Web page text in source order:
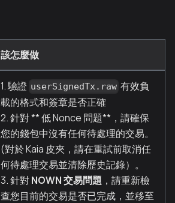
該怎麼做
1. 驗證 userSignedTx.raw 有效負
載的格式和簽章是否正確
2. 針對 ** 低 Nonce 問題**，請確保
您的錢包中沒有任何待處理的交易。
(對於 Kaia 皮夾，請在重試前取消任
何待處理交易並清除歷史記錄）。
3. 針對NOWN 交易問題 ，請重新檢
查您目前的交易是否已完成，並移至